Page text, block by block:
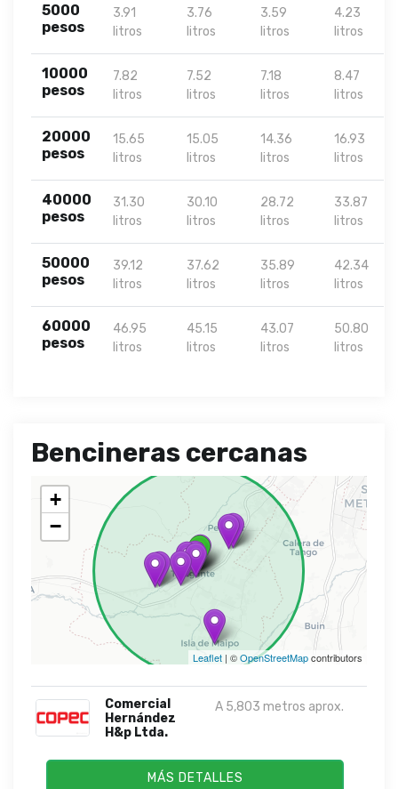
5000
pesos
3.91
litros
3.76
litros
3.59
litros
4.23
litros
10000
pesos
7.82
litros
7.52
litros
7.18
litros
8.47
litros
20000
pesos
15.65
litros
15.05
litros
14.36
litros
16.93
litros
40000
pesos
31.30
litros
30.10
litros
28.72
litros
33.87
litros
50000
pesos
39.12
litros
37.62
litros
35.89
litros
42.34
litros
60000
pesos
46.95
litros
45.15
litros
43.07
litros
50.80
litros
Bencineras cercanas
+
−
Leaflet | ©OpenStreetMapcontributors
Comercial
Hernández
H&p Ltda.
A 5,803 metros aprox.
MÁS DETALLES